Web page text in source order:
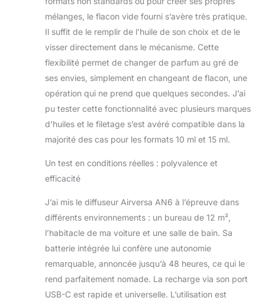
mélanges, le flacon vide fourni s’avère très pratique.
Il suffit de le remplir de l’huile de son choix et de le
visser directement dans le mécanisme. Cette
flexibilité permet de changer de parfum au gré de
ses envies, simplement en changeant de flacon, une
opération qui ne prend que quelques secondes. J’ai
pu tester cette fonctionnalité avec plusieurs marques
d’huiles et le filetage s’est avéré compatible dans la
majorité des cas pour les formats 10 ml et 15 ml.
Un test en conditions réelles : polyvalence et
efficacité
J’ai mis le diffuseur Airversa AN6 à l’épreuve dans
différents environnements : un bureau de 12 m²,
l’habitacle de ma voiture et une salle de bain. Sa
batterie intégrée lui confère une autonomie
remarquable, annoncée jusqu’à 48 heures, ce qui le
rend parfaitement nomade. La recharge via son port
USB-C est rapide et universelle. L’utilisation est